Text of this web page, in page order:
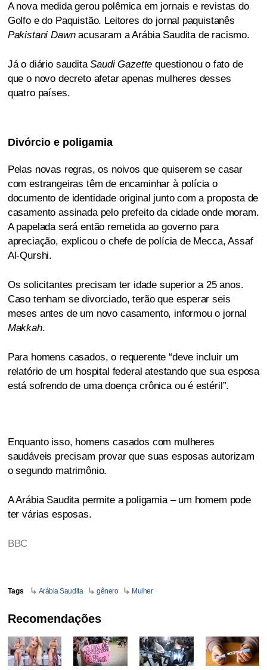
A nova medida gerou polêmica em jornais e revistas do
Golfo e do Paquistão. Leitores do jornal paquistanês
Pakistani Dawnacusaram a Arábia Saudita de racismo.
Já o diário sauditaSaudi Gazette questionou o fato de
que o novo decreto afetar apenas mulheres desses
quatro países.
Divórcio e poligamia
Pelas novas regras, os noivos que quiserem se casar
com estrangeiras têm de encaminhar à polícia o
documento de identidade original junto com a proposta de
casamento assinada pelo prefeito da cidade onde moram.
A papelada será então remetida ao governo para
apreciação, explicou o chefe de polícia de Mecca, Assaf
Al-Qurshi.
Os solicitantes precisam ter idade superior a 25 anos.
Caso tenham se divorciado, terão que esperar seis
meses antes de um novo casamento, informou o jornal
Makkah.
Para homens casados, o requerente “deve incluir um
relatório de um hospital federal atestando que sua esposa
está sofrendo de uma doença crônica ou é estéril”.
Enquanto isso, homens casados com mulheres
saudáveis precisam provar que suas esposas autorizam
o segundo matrimônio.
A Arábia Saudita permite a poligamia – um homem pode
ter várias esposas.
BBC
Tags Arábia Saudita gênero Mulher
Recomendações